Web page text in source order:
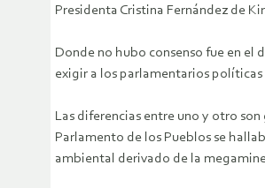
Presidenta Cristina Fernández de
Donde no hubo consenso fue en
exigir a los parlamentarios
Las diferencias entre uno y otro
Parlamento de los Pueblos se
ambiental derivado de la